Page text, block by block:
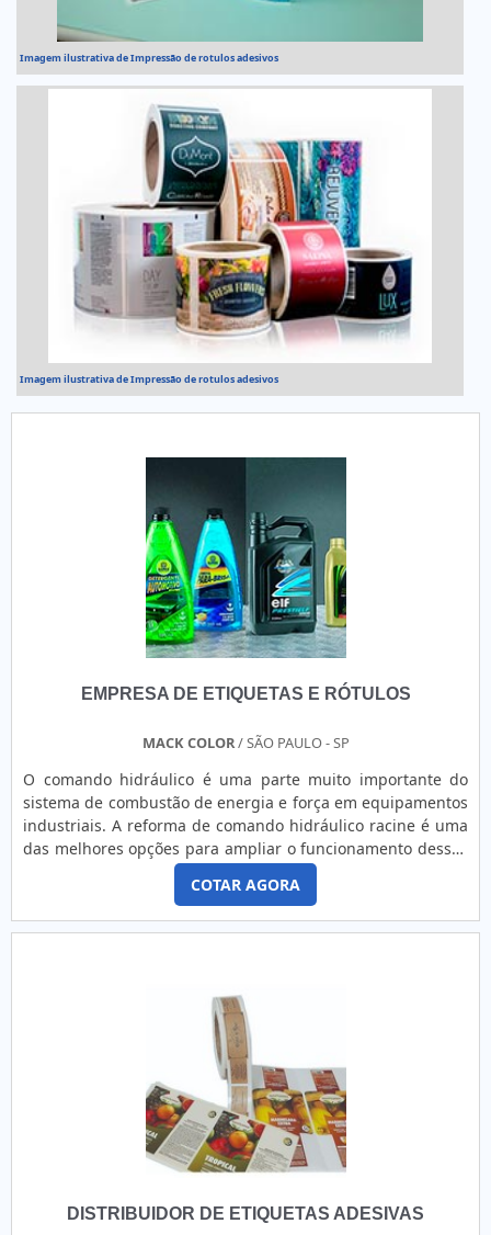
Imagem ilustrativa de Impressão de rotulos adesivos
Imagem ilustrativa de Impressão de rotulos adesivos
EMPRESA DE ETIQUETAS E RÓTULOS
MACK COLOR/ SÃO PAULO - SP
O comando hidráulico é uma parte muito importante do
sistema de combustão de energia e força em equipamentos
industriais. A reforma de comando hidráulico racine é uma
das melhores opções para ampliar o funcionamento dessas
peças, retirando as peças e componentes que estão
desgastados e acabariam comprometendo o funcionamento
do comando hidráulico por este motivo. O comando
COTAR AGORA
DISTRIBUIDOR DE ETIQUETAS ADESIVAS